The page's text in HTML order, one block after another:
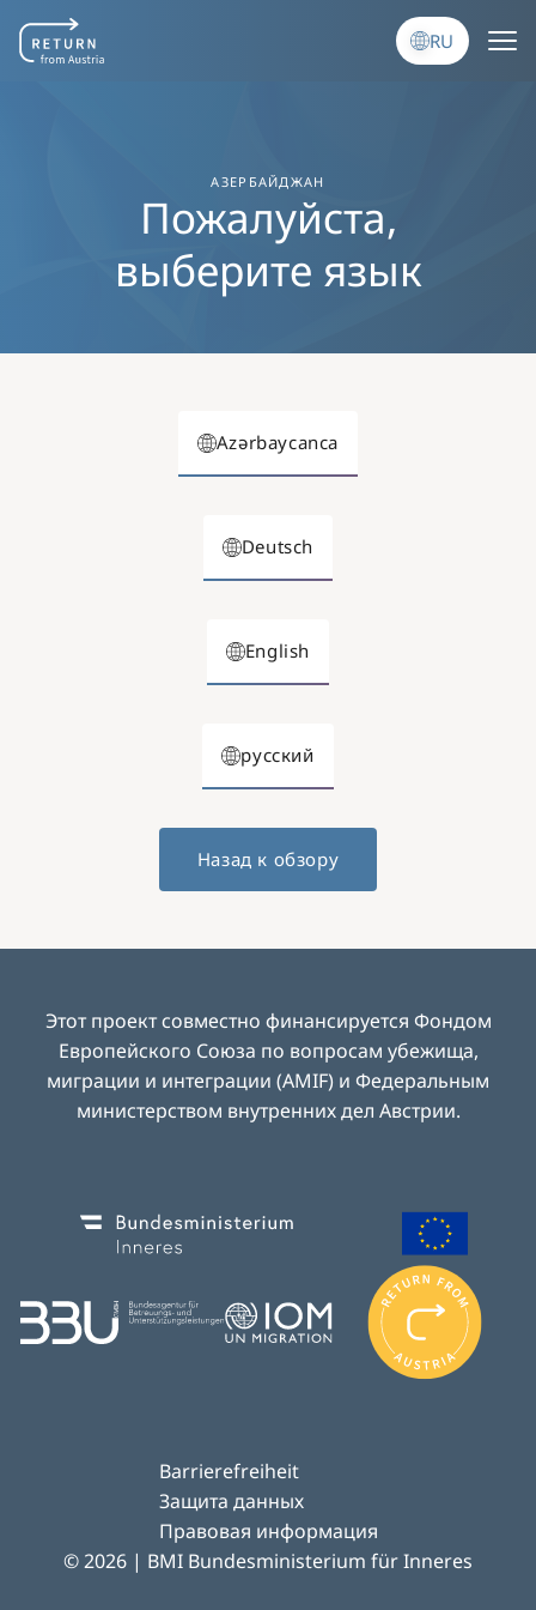
Перейти к основному содержаниюRU
АЗЕРБАЙДЖАН
Пожалуйста,
выберите язык
Azərbaycanca
Deutsch
English
русский
Назад к обзору
Этот проект совместно финансируется Фондом
Европейского Союза по вопросам убежища,
миграции и интеграции (AMIF) и Федеральным
министерством внутренних дел Австрии.
Image Image
Image Image
© 2026 | BMI Bundesministerium für Inneres
Barrierefreiheit
Защита данных
Правовая информация